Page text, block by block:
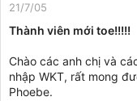
21/7/05
Thành viên mới toe!!!!!
Chào các anh chị và
nhập WKT, rất mong
Phoebe.